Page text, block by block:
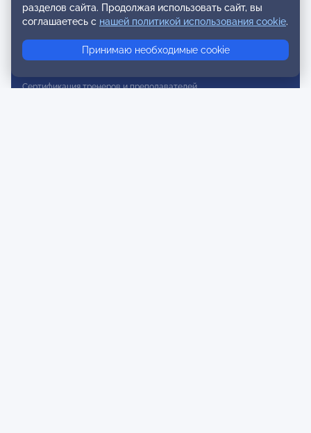
Реестр аккредитованных супервизоров
Сертификация
Сертификация тренеров и преподавателей
разделов сайта. Продолжая использовать сайт, вы
соглашаетесь с нашей политикой использования cookie.
Принимаю необходимые cookie